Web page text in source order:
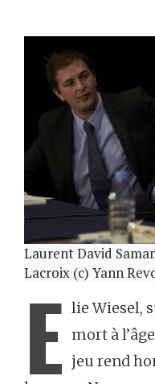
Laurent David
Lacroix (c) Yann
E lie Wiesel,
mort à
jeu rend